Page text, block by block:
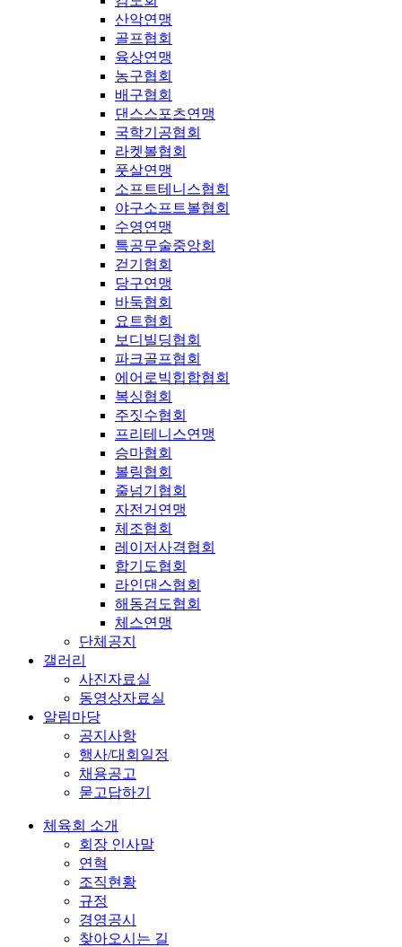
산악연맹
골프협회
육상연맹
농구협회
배구협회
댄스스포츠연맹
국학기공협회
라켓볼협회
풋살연맹
소프트테니스협회
야구소프트볼협회
수영연맹
특공무술중앙회
걷기협회
당구연맹
바둑협회
요트협회
보디빌딩협회
파크골프협회
에어로빅힙합협회
복싱협회
주짓수협회
프리테니스연맹
승마협회
볼링협회
줄넘기협회
자전거연맹
체조협회
레이저사격협회
합기도협회
라인댄스협회
해동검도협회
체스연맹
단체공지
갤러리
사진자료실
동영상자료실
알림마당
공지사항
행사/대회일정
채용공고
묻고답하기
체육회 소개
회장 인사말
연혁
조직현황
규정
경영공시
찾아오시는 길